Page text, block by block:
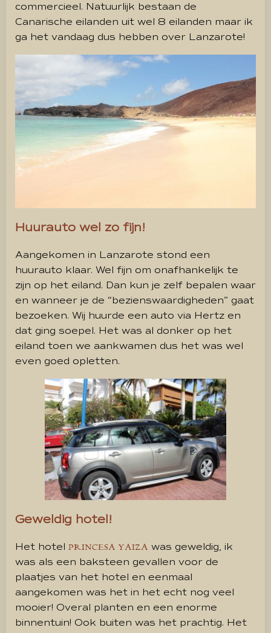
commercieel. Natuurlijk bestaan de
Canarische eilanden uit wel 8 eilanden maar ik
ga het vandaag dus hebben over Lanzarote!
Huurauto wel zo fijn!
Aangekomen in Lanzarote stond een
huurauto klaar. Wel fijn om onafhankelijk te
zijn op het eiland. Dan kun je zelf bepalen waar
en wanneer je de “bezienswaardigheden” gaat
bezoeken. Wij huurde een auto via Hertz en
dat ging soepel. Het was al donker op het
eiland toen we aankwamen dus het was wel
even goed opletten.
Geweldig hotel!
Het hotel PRINCESA YAIZA was geweldig, ik
was als een baksteen gevallen voor de
plaatjes van het hotel en eenmaal
aangekomen was het in het echt nog veel
mooier! Overal planten en een enorme
binnentuin! Ook buiten was het prachtig. Het